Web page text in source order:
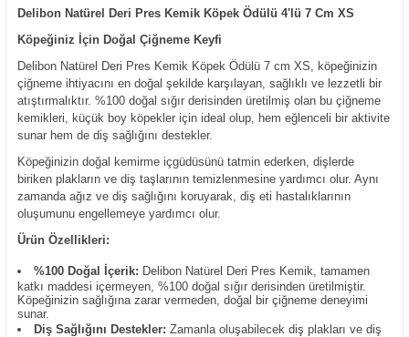
Delibon Natürel Deri Pres Kemik Köpek Ödülü 4'lü 7 Cm XS
Köpeğiniz İçin Doğal Çiğneme Keyfi
Delibon Natürel Deri Pres Kemik Köpek Ödülü 7 cm XS, köpeğinizin
çiğneme ihtiyacını en doğal şekilde karşılayan, sağlıklı ve lezzetli bir
atıştırmalıktır. %100 doğal sığır derisinden üretilmiş olan bu çiğneme
kemikleri, küçük boy köpekler için ideal olup, hem eğlenceli bir aktivite
sunar hem de diş sağlığını destekler.
Köpeğinizin doğal kemirme içgüdüsünü tatmin ederken, dişlerde
biriken plakların ve diş taşlarının temizlenmesine yardımcı olur. Aynı
zamanda ağız ve diş sağlığını koruyarak, diş eti hastalıklarının
oluşumunu engellemeye yardımcı olur.
Ürün Özellikleri:
%100 Doğal İçerik: Delibon Natürel Deri Pres Kemik, tamamen
katkı maddesi içermeyen, %100 doğal sığır derisinden üretilmiştir.
Köpeğinizin sağlığına zarar vermeden, doğal bir çiğneme deneyimi
sunar.
Diş Sağlığını Destekler: Zamanla oluşabilecek diş plakları ve diş